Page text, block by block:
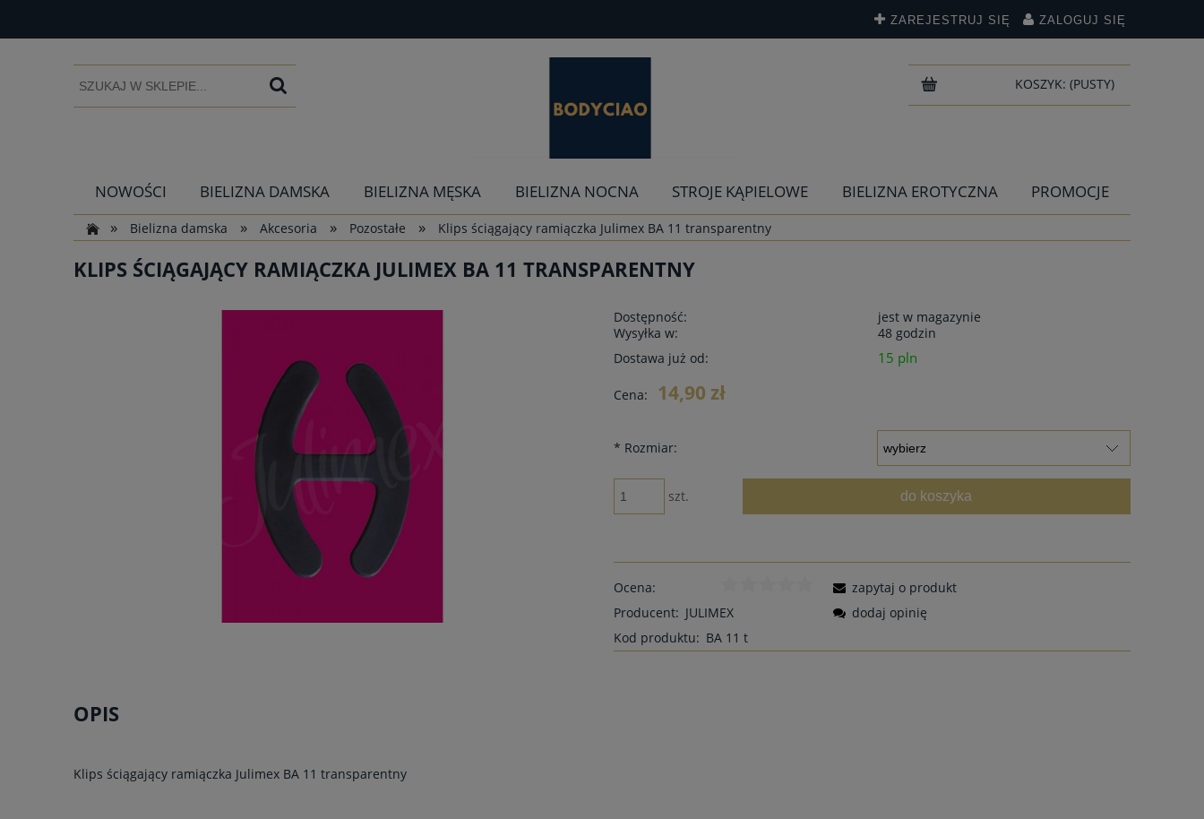
ZAREJESTRUJ SIĘ ZALOGUJ SIĘ
KOSZYK: (PUSTY)
NOWOŚCI BIELIZNA DAMSKA BIELIZNA MĘSKA BIELIZNA NOCNA STROJE KĄPIELOWE BIELIZNA EROTYCZNA
PROMOCJE
»
Bielizna damska » Akcesoria » Pozostałe » Klips ściągający ramiączka Julimex BA 11 transparentny
KLIPS ŚCIĄGAJĄCY RAMIĄCZKA JULIMEX BA 11 TRANSPARENTNY
Dostępność:
jest w magazynie
Wysyłka w:
48 godzin
Dostawa już od:
15 pln
Cena: 14,90 zł
* Rozmiar:
szt. do koszyka
Ocena:
Producent: JULIMEX
Kod produktu: BA 11 t
zapytaj o produkt
dodaj opinię
OPIS
Klips ściągający ramiączka Julimex BA 11 transparentny